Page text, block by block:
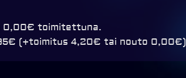
0,00€ toimitettuna.
(+toimitus 4,20€ tai nouto 0,00€)